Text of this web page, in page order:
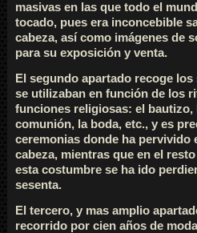
masivas en las que todo el
tocado, pues era inconcebible
cabeza, así como imágenes de
para su exposición y venta.
El segundo apartado recoge
se utilizaban en función de los
funciones religiosas: el bautizo,
comunión, la boda, etc., y es
ceremonias donde ha pervivido
cabeza, mientras que en el
esta costumbre se ha ido
sesenta.
El tercero, y mas amplio
recorrido por cien años de